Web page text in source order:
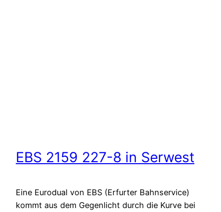
EBS 2159 227-8 in Serwest
Eine Eurodual von EBS (Erfurter Bahnservice)
kommt aus dem Gegenlicht durch die Kurve bei